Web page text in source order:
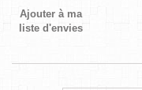
Ajouter à ma
liste d'envies